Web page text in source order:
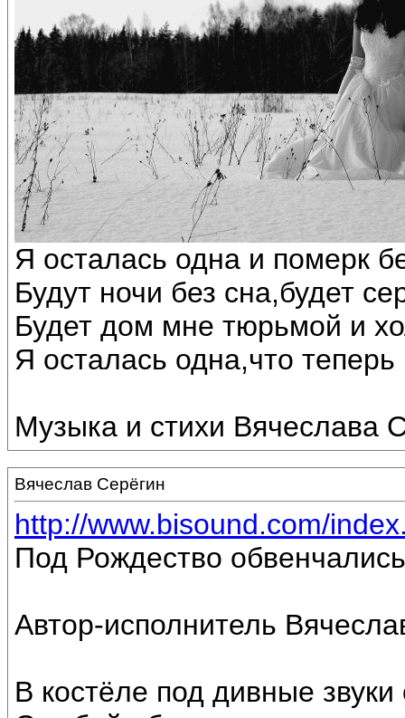
Я осталась одна и померк
Будут ночи без сна,будет
Будет дом мне тюрьмой и
Я осталась одна,что теперь
Музыка и стихи Вячеслава
Вячеслав Серёгин
http://www.bisound.com/
Под Рождество
Автор-исполнитель
В костёле под дивные звуки